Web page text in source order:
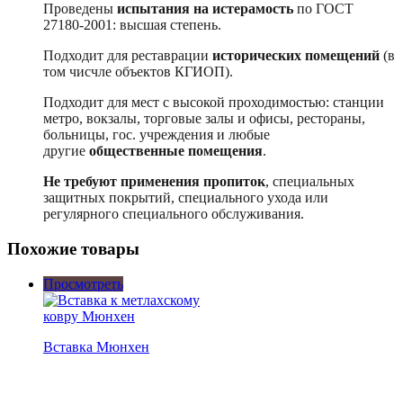
Проведены испытания на истерамость по ГОСТ
27180-2001: высшая степень.
Подходит для реставрации исторических помещений (в
том чисчле объектов КГИОП).
Подходит для мест с высокой проходимостью: станции
метро, вокзалы, торговые залы и офисы, рестораны,
больницы, гос. учреждения и любые
другие общественные помещения.
Не требуют применения пропиток, специальных
защитных покрытий, специального ухода или
регулярного специального обслуживания.
Похожие товары
Просмотреть
Вставка Мюнхен